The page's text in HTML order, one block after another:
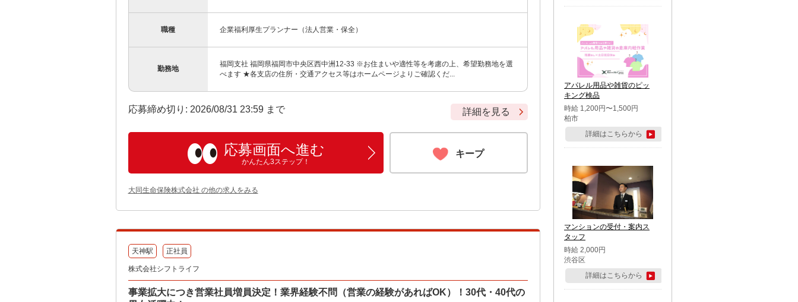
職種 企業福利厚生プランナー（法人営業・保全）
勤務地
福岡支社 福岡県福岡市中央区西中洲12-33 ※お住まいや適性等を考慮の上、希望勤務地を選
べます ★各支店の住所・交通アクセス等はホームページよりご確認くだ...
応募締め切り: 2026/08/31 23:59 まで 詳細を見る
応募画面へ進む
かんたん3ステップ！
キープ
大同生命保険株式会社 の他の求人をみる
天神駅 正社員
株式会社シフトライフ
事業拡大につき営業社員増員決定！業界経験不問（営業の経験があればOK）！30代・40代の
アパレル用品や雑貨のピッ
キング検品
時給 1,200円〜1,500円
柏市
詳細はこちらから
マンションの受付・案内ス
タッフ
時給 2,000円
渋谷区
詳細はこちらから